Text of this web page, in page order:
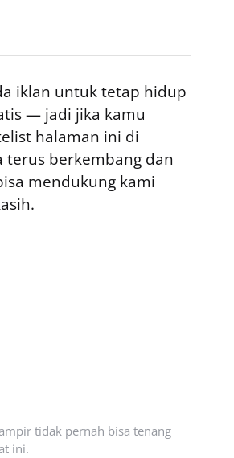
iklan untuk tetap hidup
— jadi jika kamu
halaman ini di
terus berkembang dan
mendukung kami
tidak pernah bisa tenang
ini.